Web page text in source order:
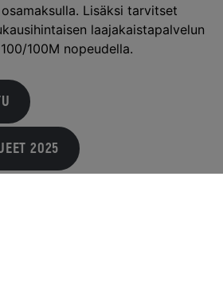
Lisäksi tarvitset
laajakaistapalvelun
100M nopeudella.
2025